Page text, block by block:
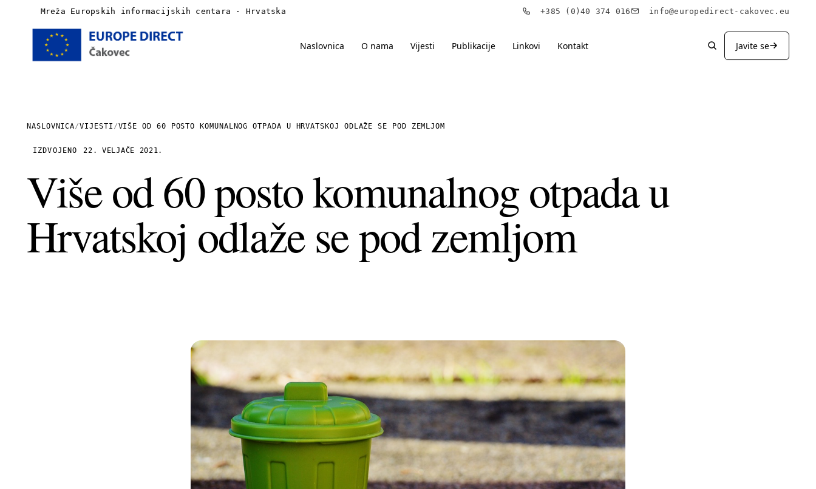
Mreža Europskih informacijskih centara · Hrvatska +385 (0)40 374 016 info@europedirect-cakovec.eu
Naslovnica O nama Vijesti Publikacije Linkovi Kontakt Javite se
Vijesti
Publikacije
Kontakt
NASLOVNICA/VIJESTI /VIŠE OD 60 POSTO KOMUNALNOG OTPADA U HRVATSKOJ ODLAŽE SE POD ZEMLJOM
IZDVOJENO 22. VELJAČE 2021.
Više od 60 posto komunalnog otpada u
Hrvatskoj odlaže se pod zemljom